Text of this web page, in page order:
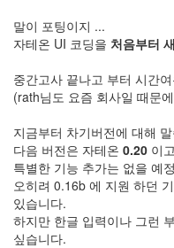
말이 포팅이지 ...
자테온 UI 코딩을 처음부터
중간고사 끝나고 부터 시간
(rath님도 요즘 회사일 때문
지금부터 차기버전에 대해
다음 버전은 자테온 0.20 이
특별한 기능 추가는 없을 예
오히려 0.16b 에 지원 하던
있습니다.
하지만 한글 입력이나 그런
싶습니다.